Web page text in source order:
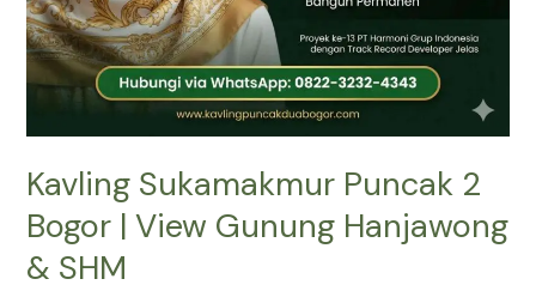
Kavling Sukamakmur Puncak 2
Bogor | View Gunung Hanjawong
& SHM